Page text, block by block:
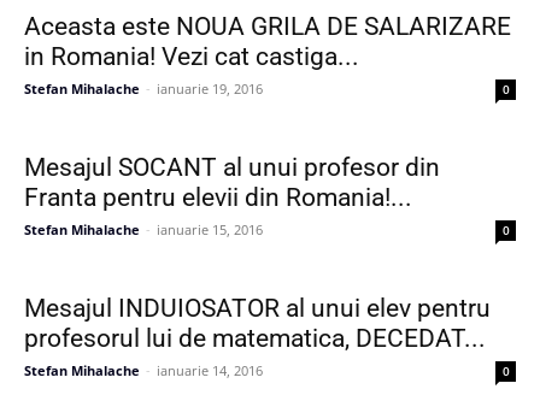
Aceasta este NOUA GRILA DE SALARIZARE
in Romania! Vezi cat castiga...
Stefan Mihalache - ianuarie 19, 2016 0
Mesajul SOCANT al unui profesor din
Franta pentru elevii din Romania!...
Stefan Mihalache - ianuarie 15, 2016 0
Mesajul INDUIOSATOR al unui elev pentru
profesorul lui de matematica, DECEDAT...
Stefan Mihalache - ianuarie 14, 2016 0